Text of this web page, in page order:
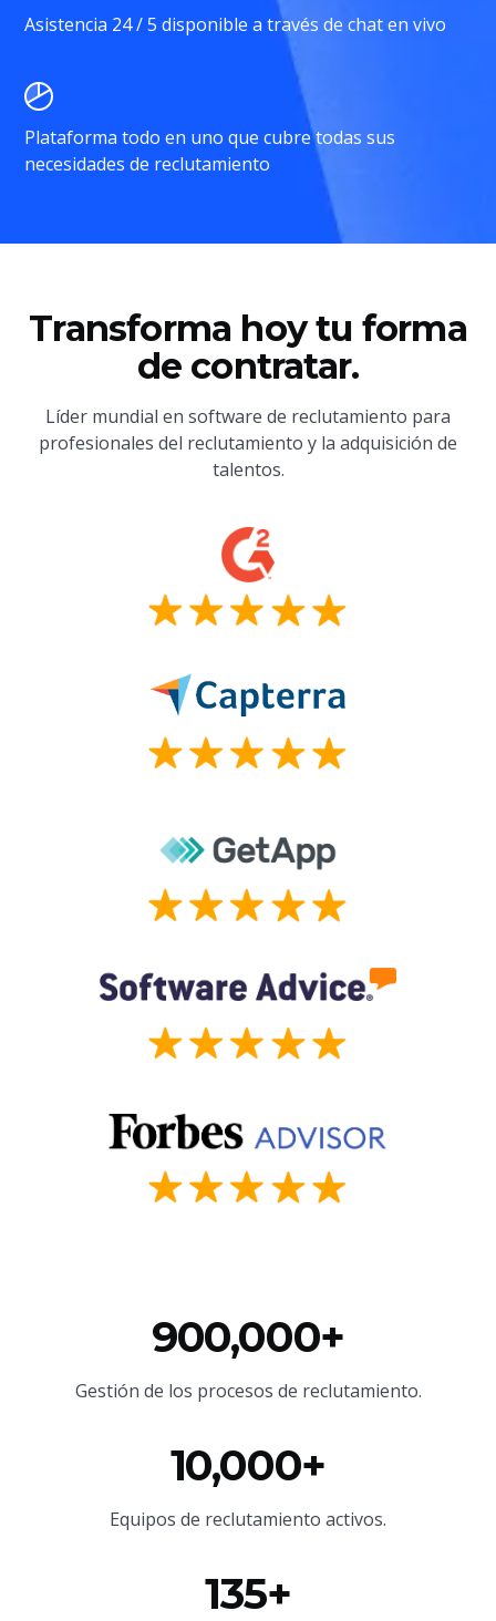
Asistencia 24 / 5 disponible a través de chat en vivo
Plataforma todo en uno que cubre todas sus
necesidades de reclutamiento
Transforma hoy tu forma
de contratar.
Líder mundial en software de reclutamiento para
profesionales del reclutamiento y la adquisición de
talentos.
900,000+
Gestión de los procesos de reclutamiento.
10,000+
Equipos de reclutamiento activos.
135+